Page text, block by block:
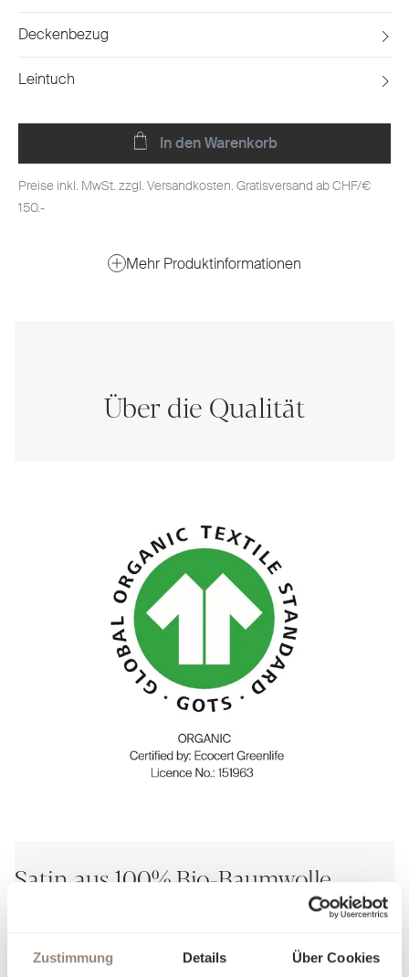
Zustimmung Details Über Cookies
Deckenbezug
Leintuch
In den Warenkorb
Preise inkl. MwSt. zzgl. Versandkosten. Gratisversand ab CHF/€
150.-
Mehr Produktinformationen
Über die Qualität
Satin aus 100% Bio-Baumwolle
Der Satin Organic ist die ideale Wahl für Menschen mit Sinn
Wer Wert auf feine Stoffe legt und zugleich achtsam mit